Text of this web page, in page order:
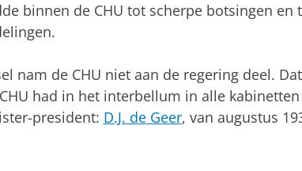
binnen de CHU tot scherpe botsingen en
nam de CHU niet aan de regering deel. Dat
had in het interbellum in alle
president: D.J. de Geer, van augustus